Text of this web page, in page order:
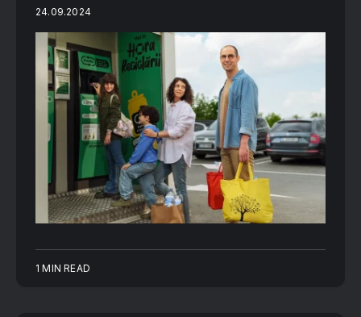
24.09.2024
1 MIN READ